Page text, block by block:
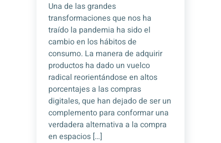
Una de las grandes
transformaciones que nos ha
traído la pandemia ha sido el
cambio en los hábitos de
consumo. La manera de adquirir
productos ha dado un vuelco
radical reorientándose en altos
porcentajes a las compras
digitales, que han dejado de ser un
complemento para conformar una
verdadera alternativa a la compra
en espacios […]